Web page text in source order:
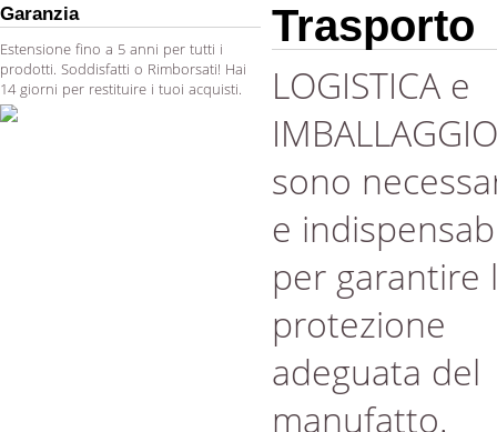
Garanzia
Estensione fino a 5 anni per tutti i
prodotti. Soddisfatti o Rimborsati! Hai
14 giorni per restituire i tuoi acquisti.
Trasporto
LOGISTICA e
IMBALLAGGIO
sono
e
per garantire
protezione
adeguata del
manufatto.